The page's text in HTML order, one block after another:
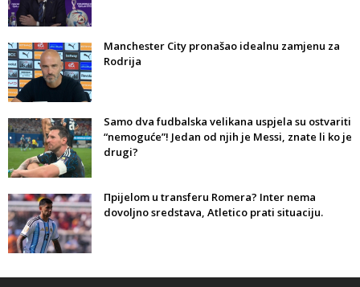
Manchester City pronašao idealnu zamjenu za
Rodrija
Samo dva fudbalska velikana uspjela su ostvariti
“nemoguće”! Jedan od njih je Messi, znate li ko je
drugi?
Прijelom u transferu Romera? Inter nema
dovoljno sredstava, Atletico prati situaciju.